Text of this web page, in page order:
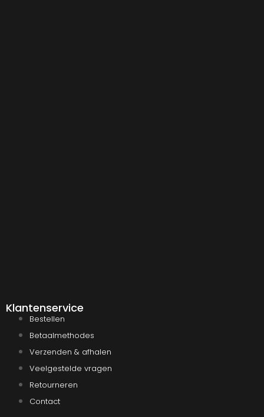
Klantenservice
Bestellen
Betaalmethodes
Verzenden & afhalen
Veelgestelde vragen
Retourneren
Contact